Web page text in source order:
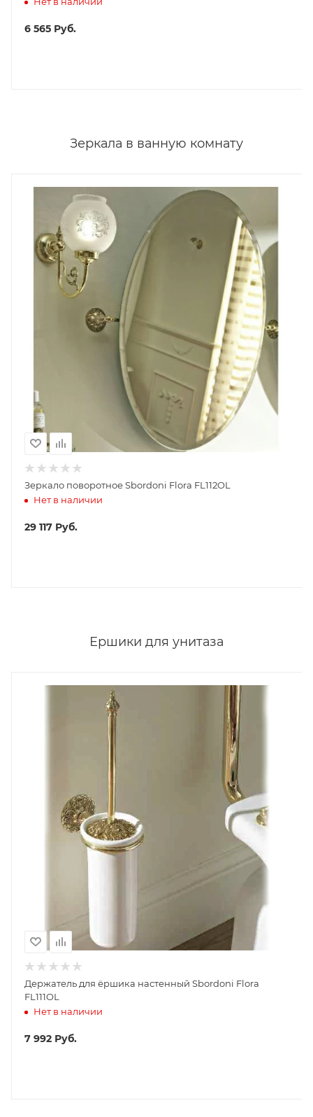
6 565 Руб.
Зеркала в ванную комнату
Зеркало поворотное Sbordoni Flora FL112OL
Нет в наличии
29 117 Руб.
Ершики для унитаза
Держатель для ёршика настенный Sbordoni Flora
FL111OL
Нет в наличии
7 992 Руб.